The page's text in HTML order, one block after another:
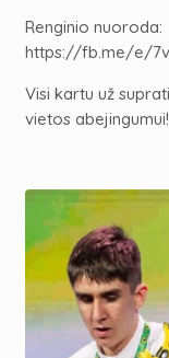
Renginio nuoroda:
https://fb.me/e/
Visi kartu už
vietos abejingumui!